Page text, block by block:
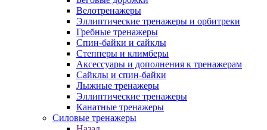
Велотренажеры
Эллиптические тренажеры и орбитреки
Гребные тренажеры
Спин-байки и сайклы
Степперы и климберы
Аксессуары и дополнения к тренажерам
Сайклы и спин-байки
Лыжные тренажеры
Эллиптические тренажеры
Канатные тренажеры
Силовые тренажеры